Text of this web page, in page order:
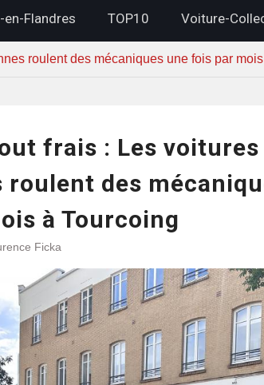
en-Flandres TOP10 Voiture-
roulent des mécaniques une fois par
frais : Les voitures
roulent des
à Tourcoing
Ficka